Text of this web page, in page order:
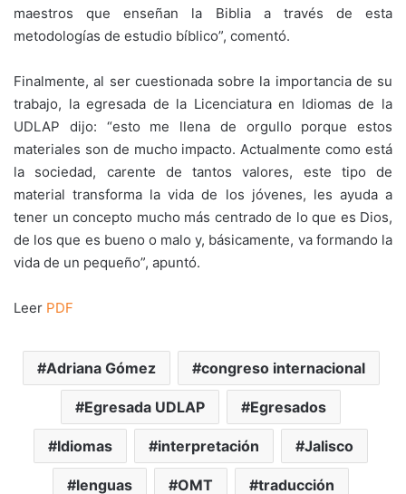
maestros que enseñan la Biblia a través de esta
metodologías de estudio bíblico”, comentó.
Finalmente, al ser cuestionada sobre la importancia de su
trabajo, la egresada de la Licenciatura en Idiomas de la
UDLAP dijo: “esto me llena de orgullo porque estos
materiales son de mucho impacto. Actualmente como está
la sociedad, carente de tantos valores, este tipo de
material transforma la vida de los jóvenes, les ayuda a
tener un concepto mucho más centrado de lo que es Dios,
de los que es bueno o malo y, básicamente, va formando la
vida de un pequeño”, apuntó.
Leer PDF
Adriana Gómez congreso internacional
Egresada UDLAP Egresados
Idiomas interpretación Jalisco
lenguas OMT traducción